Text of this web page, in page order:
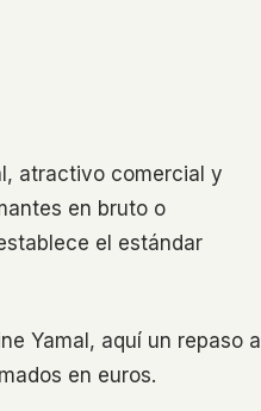
atractivo comercial y
en bruto o
el estándar
Yamal, aquí un repaso a
en euros.